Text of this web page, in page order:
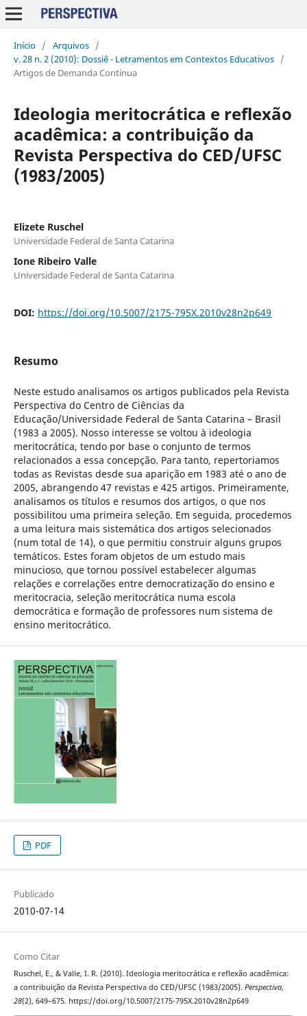
Início / Arquivos /
v. 28 n. 2 (2010): Dossiê - Letramentos em Contextos Educativos /
Artigos de Demanda Contínua
Ideologia meritocrática e reflexão
acadêmica: a contribuição da
Revista Perspectiva do CED/UFSC
(1983/2005)
Elizete Ruschel
Universidade Federal de Santa Catarina
Ione Ribeiro Valle
Universidade Federal de Santa Catarina
DOI: https://doi.org/10.5007/2175-795X.2010v28n2p649
Resumo
Neste estudo analisamos os artigos publicados pela Revista
Perspectiva do Centro de Ciências da
Educação/Universidade Federal de Santa Catarina – Brasil
(1983 a 2005). Nosso interesse se voltou à ideologia
meritocrática, tendo por base o conjunto de termos
relacionados a essa concepção. Para tanto, repertoriamos
todas as Revistas desde sua aparição em 1983 até o ano de
2005, abrangendo 47 revistas e 425 artigos. Primeiramente,
analisamos os títulos e resumos dos artigos, o que nos
possibilitou uma primeira seleção. Em seguida, procedemos
a uma leitura mais sistemática dos artigos selecionados
(num total de 14), o que permitiu construir alguns grupos
temáticos. Estes foram objetos de um estudo mais
minucioso, que tornou possível estabelecer algumas
relações e correlações entre democratização do ensino e
meritocracia, seleção meritocrática numa escola
democrática e formação de professores num sistema de
ensino meritocrático.
PDF
Publicado
2010-07-14
Como Citar
Ruschel, E., & Valle, I. R. (2010). Ideologia meritocrática e reflexão acadêmica:
a contribuição da Revista Perspectiva do CED/UFSC (1983/2005). Perspectiva,
28(2), 649–675. https://doi.org/10.5007/2175-795X.2010v28n2p649